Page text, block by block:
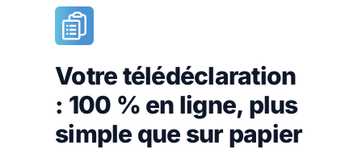
Votre télédéclaration
: 100 % en ligne, plus
simple que sur papier